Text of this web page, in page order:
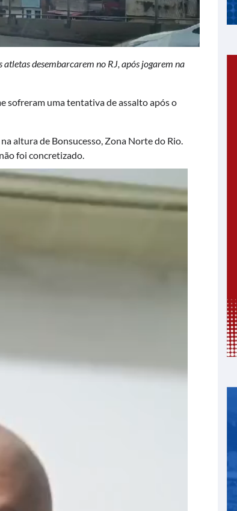
atletas desembarcarem no RJ, após jogarem na
sofreram uma tentativa de assalto após o
altura de Bonsucesso, Zona Norte do Rio.
foi concretizado.